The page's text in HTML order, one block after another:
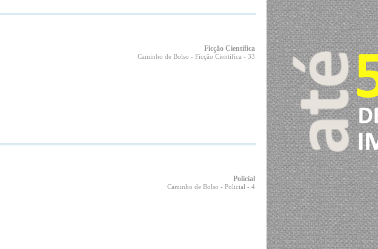
Ficção Científica
Caminho de Bolso - Ficção Científica - 33
Policial
Caminho de Bolso - Policial - 4